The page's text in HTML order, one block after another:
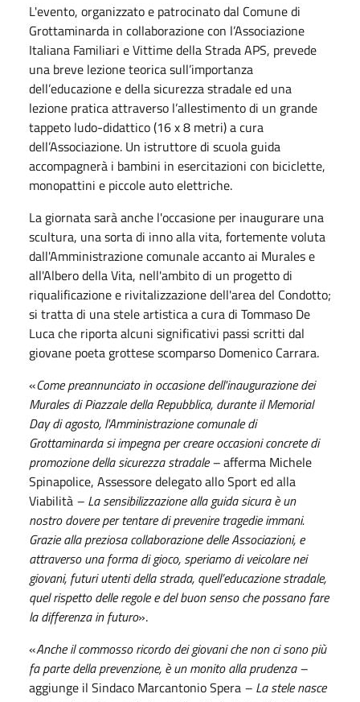
L'evento, organizzato e patrocinato dal Comune di
Grottaminarda in collaborazione con l’Associazione
Italiana Familiari e Vittime della Strada APS, prevede
una breve lezione teorica sull’importanza
dell’educazione e della sicurezza stradale ed una
lezione pratica attraverso l’allestimento di un grande
tappeto ludo-didattico (16 x 8 metri) a cura
dell’Associazione. Un istruttore di scuola guida
accompagnerà i bambini in esercitazioni con biciclette,
monopattini e piccole auto elettriche.
La giornata sarà anche l'occasione per inaugurare una
scultura, una sorta di inno alla vita, fortemente voluta
dall'Amministrazione comunale accanto ai Murales e
all'Albero della Vita, nell'ambito di un progetto di
riqualificazione e rivitalizzazione dell'area del Condotto;
si tratta di una stele artistica a cura di Tommaso De
Luca che riporta alcuni significativi passi scritti dal
giovane poeta grottese scomparso Domenico Carrara.
«Come preannunciato in occasione dell'inaugurazione dei
Murales di Piazzale della Repubblica, durante il Memorial
Day di agosto, l'Amministrazione comunale di
Grottaminarda si impegna per creare occasioni concrete di
promozione della sicurezza stradale –afferma Michele
Spinapolice, Assessore delegato allo Sport ed alla
Viabilità – La sensibilizzazione alla guida sicura è un
nostro dovere per tentare di prevenire tragedie immani.
Grazie alla preziosa collaborazione delle Associazioni, e
attraverso una forma di gioco, speriamo di veicolare nei
giovani, futuri utenti della strada, quell’educazione stradale,
quel rispetto delle regole e del buon senso che possano fare
la differenza in futuro».
«Anche il commosso ricordo dei giovani che non ci sono più
fa parte della prevenzione, è un monito alla prudenza –
aggiunge il Sindaco Marcantonio Spera – La stele nasce